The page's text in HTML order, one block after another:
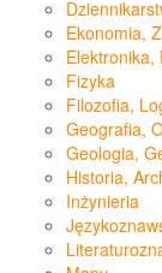
Ekonomia,
Elektronika,
Fizyka
Filozofia,
Geografia,
Geologia,
Historia,
Inżynieria